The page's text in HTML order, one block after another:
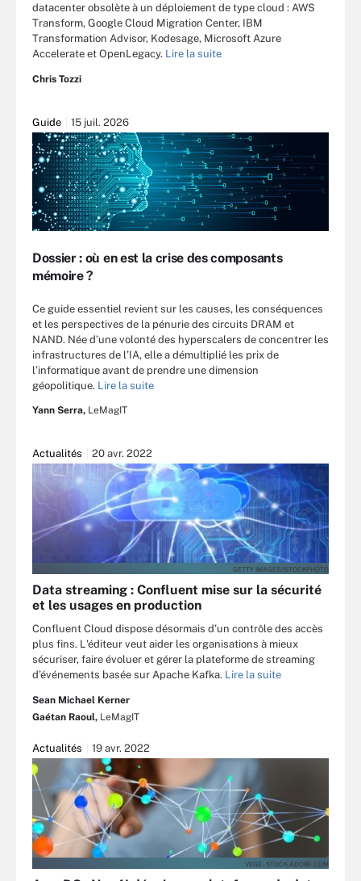
datacenter obsolète à un déploiement de type cloud : AWS
Transform, Google Cloud Migration Center, IBM
Transformation Advisor, Kodesage, Microsoft Azure
Accelerate et OpenLegacy. Lire la suite
Chris Tozzi
Guide 15 juil. 2026
Dossier : où en est la crise des composants
mémoire ?
Ce guide essentiel revient sur les causes, les conséquences
et les perspectives de la pénurie des circuits DRAM et
NAND. Née d’une volonté des hyperscalers de concentrer les
infrastructures de l’IA, elle a démultiplié les prix de
l’informatique avant de prendre une dimension
géopolitique. Lire la suite
Yann Serra, LeMagIT
Actualités 20 avr. 2022
GETTY IMAGES/ISTOCKPHOTO
Data streaming : Confluent mise sur la sécurité
et les usages en production
Confluent Cloud dispose désormais d’un contrôle des accès
plus fins. L'éditeur veut aider les organisations à mieux
sécuriser, faire évoluer et gérer la plateforme de streaming
d’événements basée sur Apache Kafka. Lire la suite
Sean Michael Kerner
Gaétan Raoul, LeMagIT
Actualités 19 avr. 2022
VEGE - STOCK.ADOBE.COM